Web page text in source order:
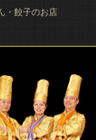
・餃子のお店